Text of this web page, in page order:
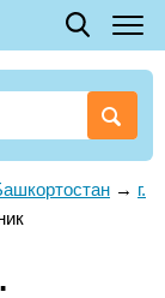
→ г.